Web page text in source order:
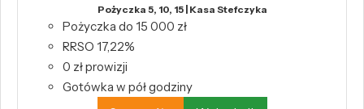
Pożyczka 5, 10, 15 | Kasa Stefczyka
Pożyczka do 15 000 zł
RRSO 17,22%
0 zł prowizji
Gotówka w pół godziny